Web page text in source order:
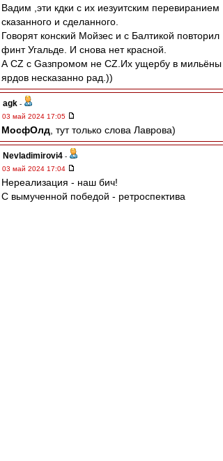
Вадим ,эти кдки с их иезуитским перевиранием
сказанного и сделанного.
Говорят конский Мойзес и с Балтикой повторил
финт Угальде. И снова нет красной.
А CZ с Gазпромом не CZ.Их ущербу в мильёны
ярдов несказанно рад.))
agk -
03 май 2024 17:05
МосфОлд , тут только слова Лаврова)
Nevladimirovi4 -
03 май 2024 17:04
Нереализация - наш бич!
С вымученной победой - ретроспектива